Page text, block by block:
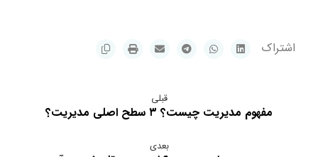
قبلی
مفهوم مدیریت چیست؟ ۳ سطح اصلی مدیریت؟
بعدی